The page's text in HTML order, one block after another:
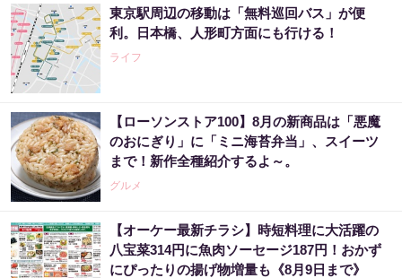
東京駅周辺の移動は「無料巡回バス」が便
利。日本橋、人形町方面にも行ける！
ライフ
【ローソンストア100】8月の新商品は「悪魔
のおにぎり」に「ミニ海苔弁当」、スイーツ
まで！新作全種紹介するよ～。
グルメ
【オーケー最新チラシ】時短料理に大活躍の
八宝菜314円に魚肉ソーセージ187円！おかず
にぴったりの揚げ物増量も《8月9日まで》